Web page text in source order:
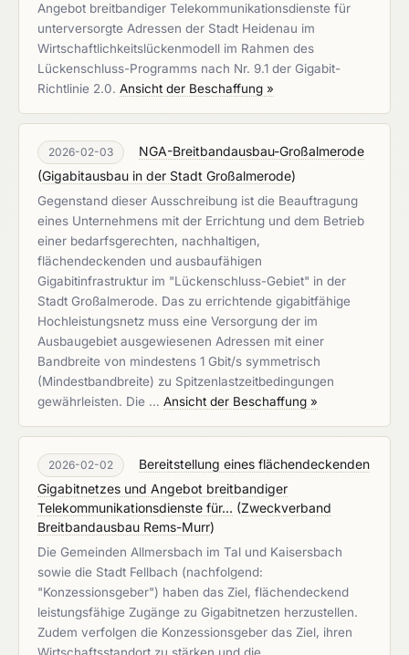
Angebot breitbandiger Telekommunikationsdienste für
unterversorgte Adressen der Stadt Heidenau im
Wirtschaftlichkeitslückenmodell im Rahmen des
Lückenschluss-Programms nach Nr. 9.1 der Gigabit-
Richtlinie 2.0. Ansicht der Beschaffung »
2026-02-03
NGA-Breitbandausbau-Großalmerode
(Gigabitausbau in der Stadt Großalmerode)
Gegenstand dieser Ausschreibung ist die Beauftragung
eines Unternehmens mit der Errichtung und dem Betrieb
einer bedarfsgerechten, nachhaltigen,
flächendeckenden und ausbaufähigen
Gigabitinfrastruktur im "Lückenschluss-Gebiet" in der
Stadt Großalmerode. Das zu errichtende gigabitfähige
Hochleistungsnetz muss eine Versorgung der im
Ausbaugebiet ausgewiesenen Adressen mit einer
Bandbreite von mindestens 1 Gbit/s symmetrisch
(Mindestbandbreite) zu Spitzenlastzeitbedingungen
gewährleisten. Die … Ansicht der Beschaffung »
2026-02-02
Bereitstellung eines flächendeckenden
Gigabitnetzes und Angebot breitbandiger
Telekommunikationsdienste für... (Zweckverband
Breitbandausbau Rems-Murr)
Die Gemeinden Allmersbach im Tal und Kaisersbach
sowie die Stadt Fellbach (nachfolgend:
"Konzessionsgeber") haben das Ziel, flächendeckend
leistungsfähige Zugänge zu Gigabitnetzen herzustellen.
Zudem verfolgen die Konzessionsgeber das Ziel, ihren